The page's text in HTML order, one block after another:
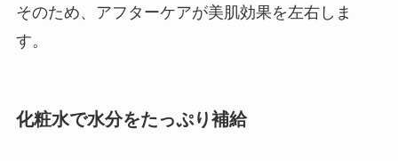
そのため、アフターケアが美肌効果を左右しま
す。
化粧水で水分をたっぷり補給